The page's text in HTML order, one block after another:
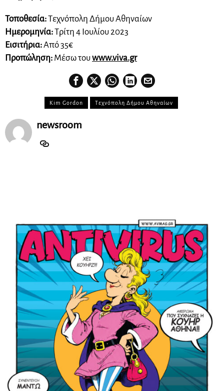
Τοποθεσία:Τεχνόπολη Δήμου Αθηναίων
Ημερομηνία:Τρίτη 4 Ιουλίου 2023
Εισιτήρια:Από 35€
Προπώληση: Μέσω τουwww.viva.gr
Kim Gordon Τεχνόπολη Δήμου Αθηναίων
newsroom